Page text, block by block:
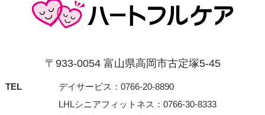
〒933-0054 富⼭県⾼岡市古定塚5-45
TEL
デイサービス：0766-20-8890
LHLシニアフィットネス：0766-30-8333